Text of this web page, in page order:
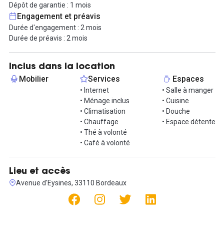
Loyer du bureau : 300€ HT / 360€ TTC
Charges du bureau (électricité et ménage) : 75€ HT / mois
Charges communes (eau, internet, ordures, usage espaces
communs) : 22€ HT / mois
Contactez-nous rapidement pour organiser une visite !
Dépôt de garantie : 1 mois
Engagement et préavis
Durée d'engagement : 2 mois
Durée de préavis : 2 mois
Inclus dans la location
Mobilier Services
• Internet
• Ménage inclus
• Climatisation
• Chauffage
• Thé à volonté
• Café à volonté
Espaces
• Salle à manger
• Cuisine
• Douche
• Espace détente
Lieu et accès
Avenue d'Eysines, 33110 Bordeaux